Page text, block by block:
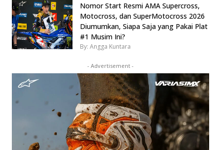
Nomor Start Resmi AMA Supercross,
Motocross, dan SuperMotocross 2026
Diumumkan, Siapa Saja yang Pakai Plat
#1 Musim Ini?
By: Angga Kuntara
- Advertisement -